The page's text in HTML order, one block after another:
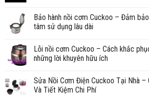
Bảo hành nồi cơm Cuckoo – Đảm
tâm sử dụng lâu dài
Lỗi nồi cơm Cuckoo – Cách khắc
những lời khuyên hữu ích
Sửa Nồi Cơm Điện Cuckoo Tại Nhà –
Và Tiết Kiệm Chi Phí